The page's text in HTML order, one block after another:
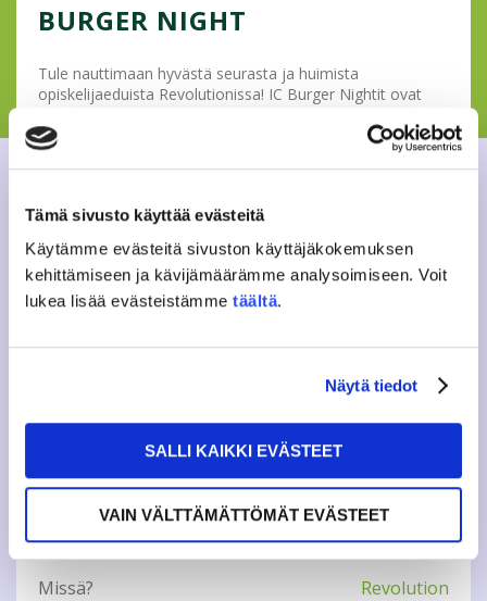
Tämä sivusto käyttää evästeitä
Käytämme evästeitä sivuston käyttäjäkokemuksen
kehittämiseen ja kävijämäärämme analysoimiseen. Voit
lukea lisää evästeistämme täältä.
Näytä tiedot
SALLI KAIKKI EVÄSTEET
VAIN VÄLTTÄMÄTTÖMÄT EVÄSTEET
BURGER NIGHT
Tule nauttimaan hyvästä seurasta ja huimista
opiskelijaeduista Revolutionissa! IC Burger Nightit ovat
loistava seura ovat pääroolissa. Revon henkilökunta loihtii
jäätävän herkulliset wingssit tai huikeat hampurilaiset
kasvis- tai lihaversioina, jotka saat JAMKOn
kaupan päälle. Illan aikana järjestetään ohjelmaa bingosta
erilaisiin arvontoihin, jotka viimeistelevät kattauksen.
Lisätietoja: ic(a)jamko.fi
INFO
Missä? Revolution